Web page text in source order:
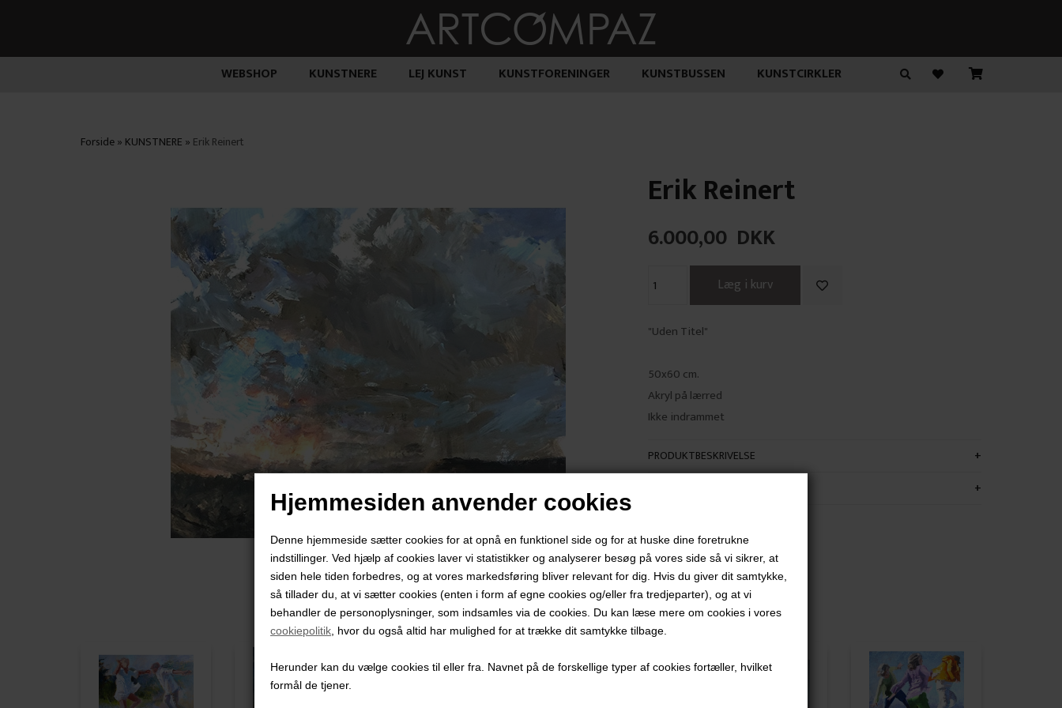
Hjemmesiden anvender cookies
Denne hjemmeside sætter cookies for at opnå en funktionel side og for at huske dine foretrukne
indstillinger. Ved hjælp af cookies laver vi statistikker og analyserer besøg på vores side så vi sikrer, at
siden hele tiden forbedres, og at vores markedsføring bliver relevant for dig. Hvis du giver dit samtykke,
så tillader du, at vi sætter cookies (enten i form af egne cookies og/eller fra tredjeparter), og at vi
behandler de personoplysninger, som indsamles via de cookies. Du kan læse mere om cookies i vores
cookiepolitik , hvor du også altid har mulighed for at trække dit samtykke tilbage.
Herunder kan du vælge cookies til eller fra. Navnet på de forskellige typer af cookies fortæller, hvilket
formål de tjener.
WEBSHOP KUNSTNERE LEJ KUNST KUNSTFORENINGER KUNSTBUSSEN KUNSTCIRKLER
Forside» KUNSTNERE » Erik Reinert
Erik Reinert
6.000,00DKK
"Uden Titel"
50x60 cm.
Akryl på lærred
Ikke indrammet
PRODUKTBESKRIVELSE
Andre værker af kunstneren: